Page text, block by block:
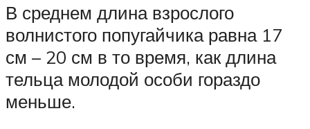
В среднем длина взрослого
волнистого попугайчика равна 17
см – 20 см в то время, как длина
тельца молодой особи гораздо
меньше.